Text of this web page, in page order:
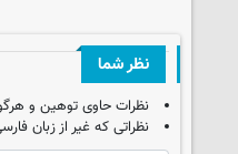
نظر شما
نظرات حاوی توهین و
نظراتی که غیر از زبان